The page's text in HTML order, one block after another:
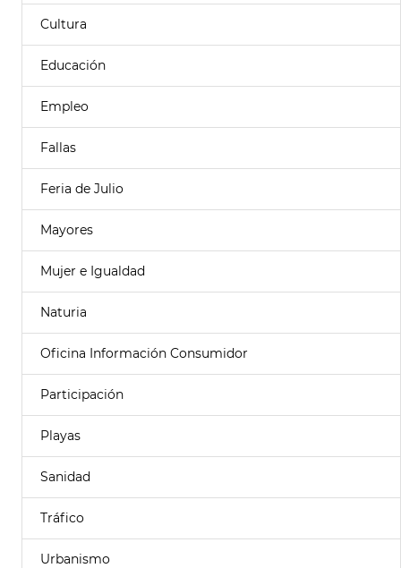
Cultura
Educación
Empleo
Fallas
Feria de Julio
Mayores
Mujer e Igualdad
Naturia
Oficina Información Consumidor
Participación
Playas
Sanidad
Tráfico
Urbanismo